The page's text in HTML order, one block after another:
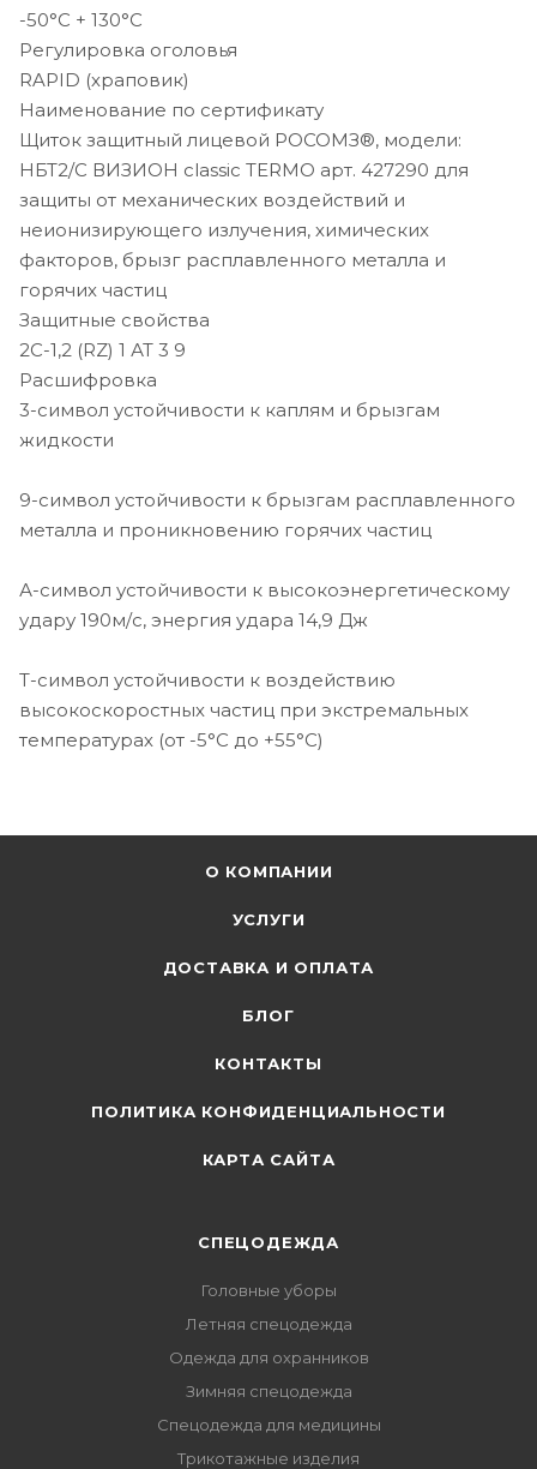
-50°C + 130°C
Регулировка оголовья
RAPID (храповик)
Наименование по сертификату
Щиток защитный лицевой РОСОМЗ®, модели:
НБТ2/С ВИЗИОН classic TERMO арт. 427290 для
защиты от механических воздействий и
неионизирующего излучения, химических
факторов, брызг расплавленного металла и
горячих частиц
Защитные свойства
2С-1,2 (RZ) 1 АТ 3 9
Расшифровка
3-символ устойчивости к каплям и брызгам
жидкости
9-символ устойчивости к брызгам расплавленного
металла и проникновению горячих частиц
А-символ устойчивости к высокоэнергетическому
удару 190м/с, энергия удара 14,9 Дж
Т-символ устойчивости к воздействию
высокоскоростных частиц при экстремальных
температурах (от -5°С до +55°С)
О КОМПАНИИ
УСЛУГИ
ДОСТАВКА И ОПЛАТА
БЛОГ
КОНТАКТЫ
ПОЛИТИКА КОНФИДЕНЦИАЛЬНОСТИ
КАРТА САЙТА
СПЕЦОДЕЖДА
Головные уборы
Летняя спецодежда
Одежда для охранников
Зимняя спецодежда
Спецодежда для медицины
Трикотажные изделия